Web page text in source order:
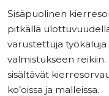
Sisäpuolinen
pitkällä
varustettuja
valmistukseen
sisältävät
ko’oissa ja malleissa.